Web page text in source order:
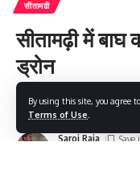
By using this site, you agree
Terms of Use
सीतामढी
सीतामढ़ी में बाघ
ड्रोन
Saroj Raja
Share